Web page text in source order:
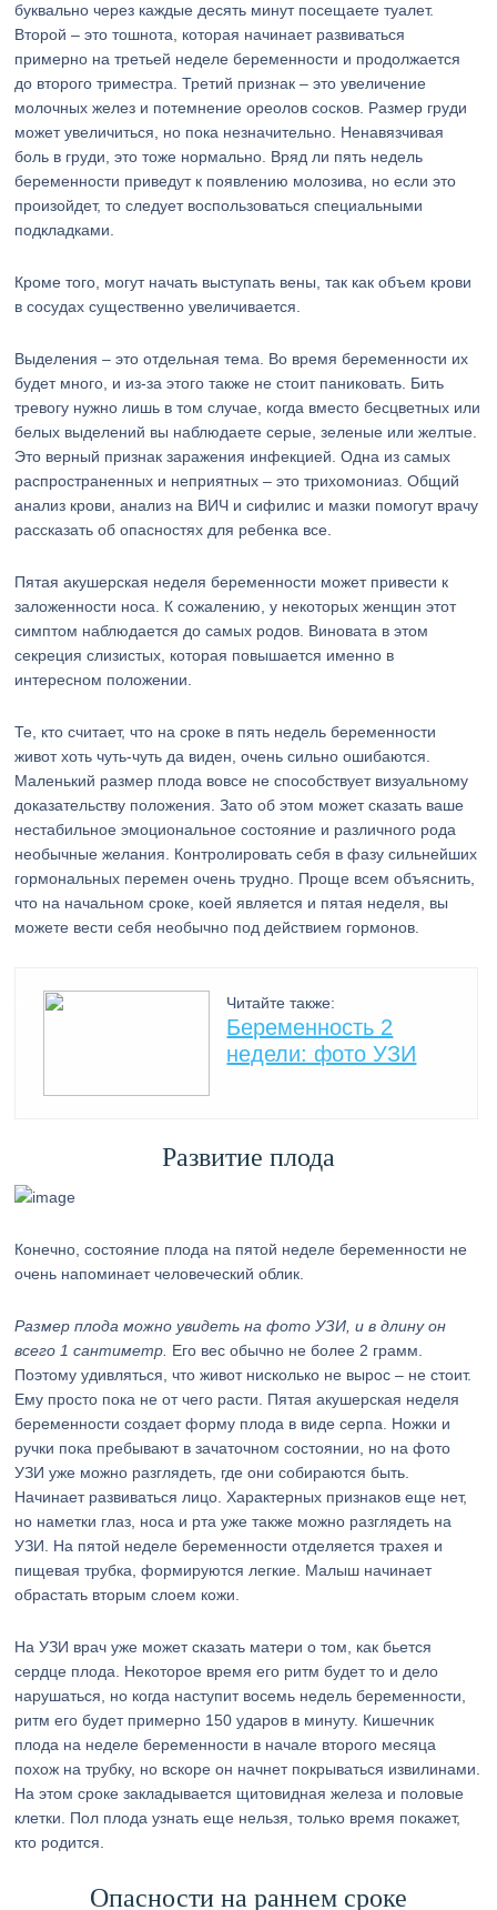
буквально через каждые десять минут посещаете туалет.
Второй – это тошнота, которая начинает развиваться
примерно на третьей неделе беременности и продолжается
до второго триместра. Третий признак – это увеличение
молочных желез и потемнение ореолов сосков. Размер груди
может увеличиться, но пока незначительно. Ненавязчивая
боль в груди, это тоже нормально. Вряд ли пять недель
беременности приведут к появлению молозива, но если это
произойдет, то следует воспользоваться специальными
подкладками.
Кроме того, могут начать выступать вены, так как объем крови
в сосудах существенно увеличивается.
Выделения – это отдельная тема. Во время беременности их
будет много, и из-за этого также не стоит паниковать. Бить
тревогу нужно лишь в том случае, когда вместо бесцветных или
белых выделений вы наблюдаете серые, зеленые или желтые.
Это верный признак заражения инфекцией. Одна из самых
распространенных и неприятных – это трихомониаз. Общий
анализ крови, анализ на ВИЧ и сифилис и мазки помогут врачу
рассказать об опасностях для ребенка все.
Пятая акушерская неделя беременности может привести к
заложенности носа. К сожалению, у некоторых женщин этот
симптом наблюдается до самых родов. Виновата в этом
секреция слизистых, которая повышается именно в
интересном положении.
Те, кто считает, что на сроке в пять недель беременности
живот хоть чуть-чуть да виден, очень сильно ошибаются.
Маленький размер плода вовсе не способствует визуальному
доказательству положения. Зато об этом может сказать ваше
нестабильное эмоциональное состояние и различного рода
необычные желания. Контролировать себя в фазу сильнейших
гормональных перемен очень трудно. Проще всем объяснить,
что на начальном сроке, коей является и пятая неделя, вы
можете вести себя необычно под действием гормонов.
Читайте также:
Беременность 2
недели: фото УЗИ
Развитие плода
Конечно, состояние плода на пятой неделе беременности не
очень напоминает человеческий облик.
Размер плода можно увидеть на фото УЗИ, и в длину он
всего 1 сантиметр. Его вес обычно не более 2 грамм.
Поэтому удивляться, что живот нисколько не вырос – не стоит.
Ему просто пока не от чего расти. Пятая акушерская неделя
беременности создает форму плода в виде серпа. Ножки и
ручки пока пребывают в зачаточном состоянии, но на фото
УЗИ уже можно разглядеть, где они собираются быть.
Начинает развиваться лицо. Характерных признаков еще нет,
но наметки глаз, носа и рта уже также можно разглядеть на
УЗИ. На пятой неделе беременности отделяется трахея и
пищевая трубка, формируются легкие. Малыш начинает
обрастать вторым слоем кожи.
На УЗИ врач уже может сказать матери о том, как бьется
сердце плода. Некоторое время его ритм будет то и дело
нарушаться, но когда наступит восемь недель беременности,
ритм его будет примерно 150 ударов в минуту. Кишечник
плода на неделе беременности в начале второго месяца
похож на трубку, но вскоре он начнет покрываться извилинами.
На этом сроке закладывается щитовидная железа и половые
клетки. Пол плода узнать еще нельзя, только время покажет,
кто родится.
Опасности на раннем сроке